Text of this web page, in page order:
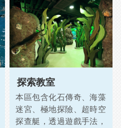
探索教室
本區包含化石傳奇、海藻
迷宮、極地探險、超時空
探查艇，透過遊戲手法，